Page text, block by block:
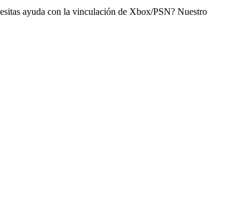
ayuda con la vinculación de Xbox/PSN? Nuestro